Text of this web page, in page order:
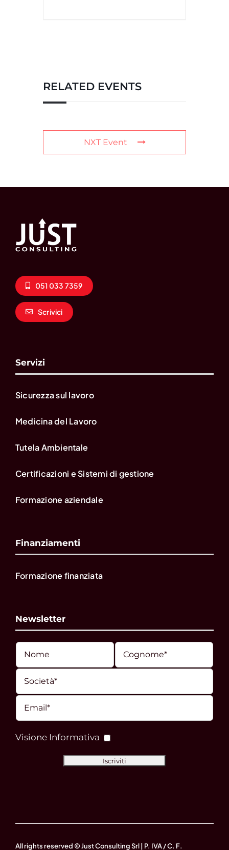
RELATED EVENTS
NXT Event
051 033 7359
Scrivici
Servizi
Sicurezza sul lavoro
Medicina del Lavoro
Tutela Ambientale
Certificazioni e Sistemi di gestione
Formazione aziendale
Finanziamenti
Formazione finanziata
Newsletter
Visione Informativa
All rights reserved © Just Consulting Srl | P. IVA / C. F.